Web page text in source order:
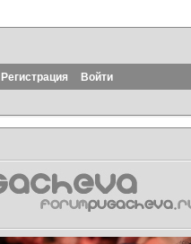
Регистрация Войти